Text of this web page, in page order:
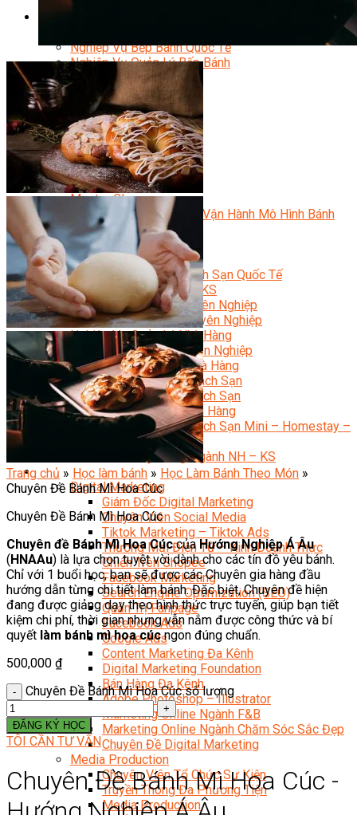
Nghiệp Vụ Bếp Bánh Quốc Tế
Nghiệp Vụ Quản Lý Bếp Bánh
Nghiệp Vụ Bánh Kem
Bánh Việt
Bánh Nhật
Bánh Mì Nâng Cao
Bánh Đài Loan
Bánh Ngắn Hạn
Bánh Kinh Doanh
Handmade Mini Cake
Master Class
Bí Quyết Kinh Doanh Và Vận Hành Mô Hình Bánh
Chuyên Đề Bếp Bánh
Video Dạy Làm Bánh
Quản Trị NHKS
Quản Trị Nhà Hàng Khách Sạn Quốc Tế
Nghiệp Vụ Quản Lý NH-KS
Quản Lý Nhà Hàng Chuyên Nghiệp
Quản Lý Khách Sạn Chuyên Nghiệp
Nghiệp Vụ Quản Lý Nhà Hàng
Nghiệp Vụ Lễ Tân Chuyên Nghiệp
Giám Đốc Điều Hành Nhà Hàng
Tiếng Anh Nhà Hàng Khách Sạn
Khởi Sự Kinh Doanh Khách Sạn
Khởi Sự Kinh Doanh Nhà Hàng
Khởi Sự Kinh Doanh Khách Sạn Mini – Homestay –
Kiến Thức & Kỹ Năng Ngành NH – KS
Marketing
Digital Marketing
Giám Đốc Digital Marketing
Chuyên Viên Social Media
Tiktok Marketing – Tiktok Ads
Thương Mại Điện Tử – Kinh Doanh Thực
Chiến Trên Shopee
Facebook Marketing
Search Engine Optimization (SEO)
Quản Trị Fanpage
Facebook Ads
Google Ads
Content Marketing Đa Kênh
Digital Marketing Foundation
Bán Hàng Đa Kênh
Adobe Photoshop – Illustrator
Marketing Online Ngành F&B
Marketing Online Ngành Chăm Sóc Sắc Đẹp
Chuyên Đề Digital Marketing
Media Production
Chuyên Viên Tổ Chức Sự Kiện
Truyền Thông Đa Phương Tiện
Media Production
Trang chủ » Học làm bánh » Học Làm Bánh Theo Món »
Chuyên Đề Bánh Mì Hoa Cúc
Chuyên Đề Bánh Mì Hoa Cúc
Chuyên đề Bánh Mì Hoa Cúccủa Hướng Nghiệp Á Âu
(HNAAu) là lựa chọn tuyệt vời dành cho các tín đồ yêu bánh.
Chỉ với 1 buổi học, bạn sẽ được các Chuyên gia hàng đầu
hướng dẫn từng chi tiết làm bánh. Đặc biệt, Chuyên đề hiện
đang được giảng dạy theo hình thức trực tuyến, giúp bạn tiết
kiệm chi phí, thời gian nhưng vẫn nắm được công thức và bí
quyết làm bánh mì hoa cúcngon đúng chuẩn.
500,000 ₫
Chuyên Đề Bánh Mì Hoa Cúc số lượng
ĐĂNG KÝ HỌC
TÔI CẦN TƯ VẤN
Chuyên Đề Bánh Mì Hoa Cúc -